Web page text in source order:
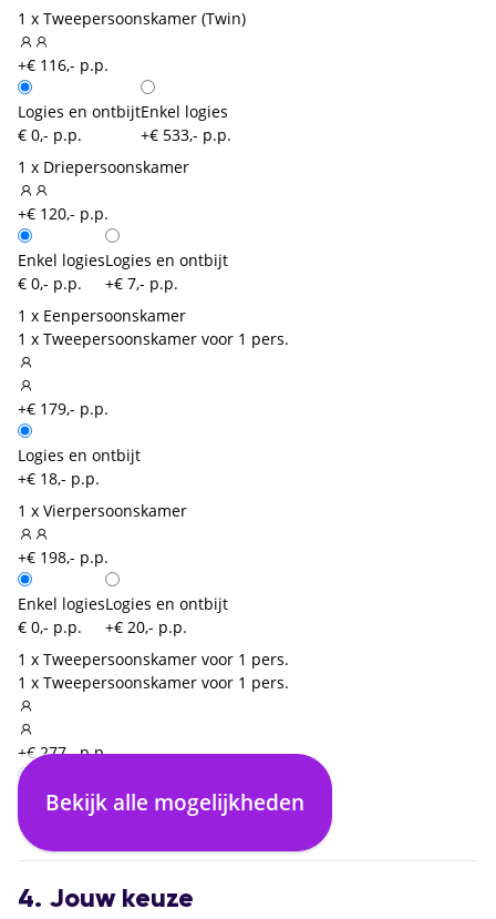
1 x Tweepersoonskamer (Twin)
+€ 116,- p.p.
Logies en ontbijt
€ 0,- p.p.
Enkel logies
+€ 533,- p.p.
1 x Driepersoonskamer
+€ 120,- p.p.
Enkel logies
€ 0,- p.p.
Logies en ontbijt
+€ 7,- p.p.
1 x Eenpersoonskamer
1 x Tweepersoonskamer voor 1 pers.
+€ 179,- p.p.
Logies en ontbijt
+€ 18,- p.p.
1 x Vierpersoonskamer
+€ 198,- p.p.
Enkel logies
€ 0,- p.p.
Logies en ontbijt
+€ 20,- p.p.
1 x Tweepersoonskamer voor 1 pers.
1 x Tweepersoonskamer voor 1 pers.
+€ 277,- p.p.
Logies en ontbijt
€ 0,- p.p.
Bekijk alle mogelijkheden
4. Jouw keuze